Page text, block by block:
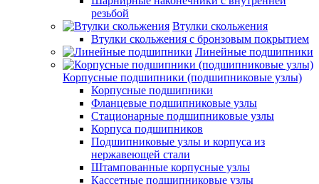
резьбой
Втулки скольжения
Втулки скольжения с бронзовым покрытием
Линейные подшипники
Корпусные подшипники (подшипниковые узлы)
Корпусные подшипники
Фланцевые подшипниковые узлы
Стационарные подшипниковые узлы
Корпуса подшипников
Подшипниковые узлы и корпуса из
нержавеющей стали
Штампованные корпусные узлы
Кассетные подшипниковые узлы